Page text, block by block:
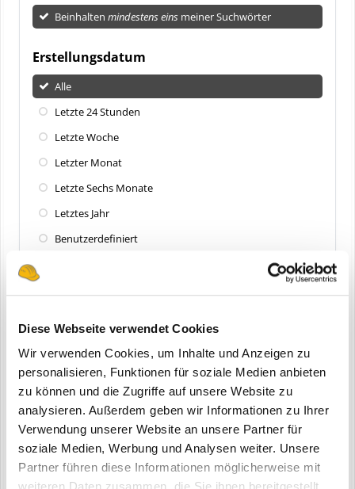
Diese Webseite verwendet Cookies
Wir verwenden Cookies, um Inhalte und Anzeigen zu
personalisieren, Funktionen für soziale Medien anbieten
zu können und die Zugriffe auf unsere Website zu
analysieren. Außerdem geben wir Informationen zu Ihrer
Verwendung unserer Website an unsere Partner für
soziale Medien, Werbung und Analysen weiter. Unsere
Partner führen diese Informationen möglicherweise mit
Beinhalten mindestens eins meiner Suchwörter
Erstellungsdatum
Alle
Letzte 24 Stunden
Letzte Woche
Letzter Monat
Letzte Sechs Monate
Letztes Jahr
Benutzerdefiniert
Zuletzt aktualisiert
Letzte 24 Stunden
Letzte Woche
Letzter Monat
Letzte Sechs Monate
Letztes Jahr
Benutzerdefiniert